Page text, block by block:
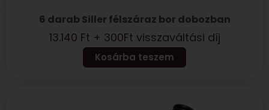
6 darab Siller félszáraz bor dobozban
13.140 Ft + 300Ft visszaváltási díj
Kosárba teszem